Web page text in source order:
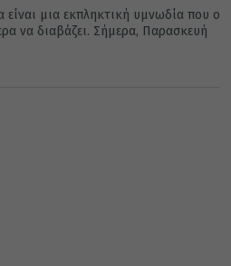
είναι μια εκπληκτική υμνωδία που ο
να διαβάζει. Σήμερα, Παρασκευή